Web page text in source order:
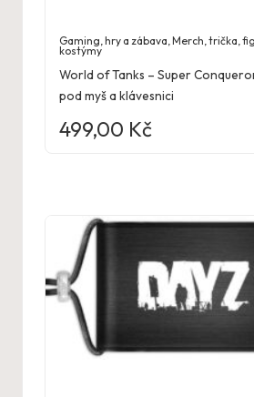
Gaming, hry a zábava,Merch, trička,
kostýmy
World of Tanks – Super
pod myš a klávesnici
499,00 Kč